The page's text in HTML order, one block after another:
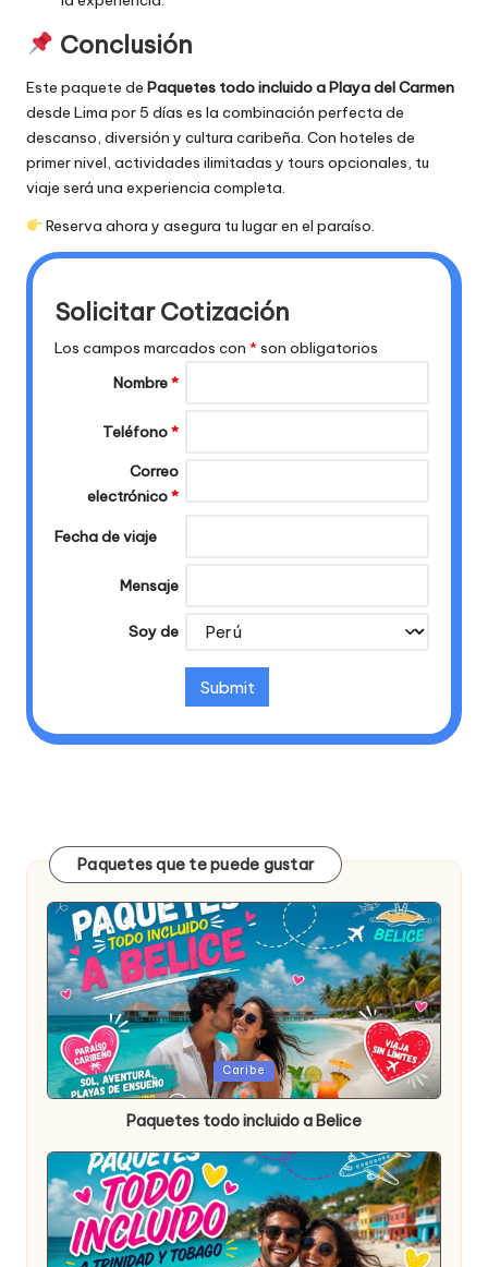
Conclusión
Este paquete de Paquetes todo incluido a Playa del Carmen
desde Lima por 5 días es la combinación perfecta de
descanso, diversión y cultura caribeña. Con hoteles de
primer nivel, actividades ilimitadas y tours opcionales, tu
viaje será una experiencia completa.
Reserva ahora y asegura tu lugar en el paraíso.
Solicitar Cotización
Los campos marcados con *son obligatorios
Nombre*
Teléfono*
Correo
electrónico*
Fecha de viaje
Mensaje
Soy de
Paquetes que te puede gustar
Publicada
en
Caribe
Paquetes todo incluido a Belice